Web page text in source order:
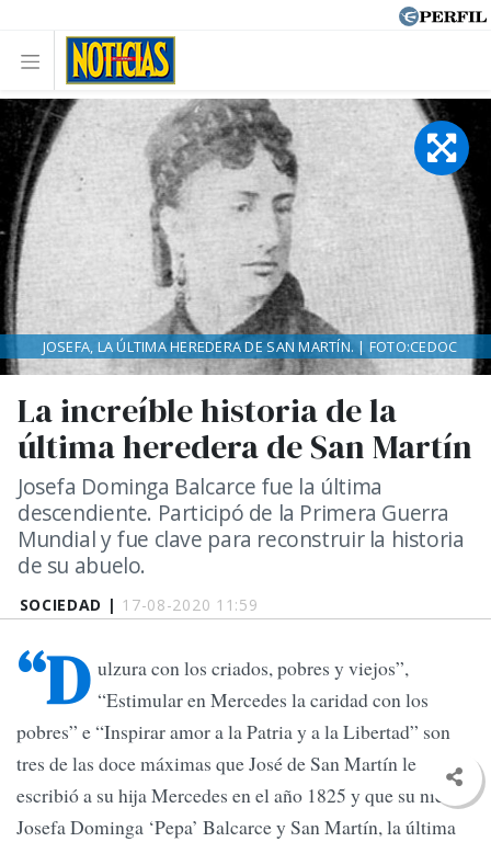
SOCIEDAD | 17-08-2020 11:59
La increíble historia de la
última heredera de San Martín
Josefa Dominga Balcarce fue la última
descendiente. Participó de la Primera Guerra
Mundial y fue clave para reconstruir la historia
de su abuelo.
JOSEFA, LA ÚLTIMA HEREDERA DE SAN MARTÍN. | FOTO:CEDOC
“D ulzura con los criados, pobres y viejos”,
“Estimular en Mercedes la caridad con los
pobres” e “Inspirar amor a la Patria y a la Libertad” son
tres de las doce máximas que José de San Martín le
escribió a su hija Mercedes en el año 1825 y que su nieta,
Josefa Dominga ‘Pepa’ Balcarce y San Martín, la última